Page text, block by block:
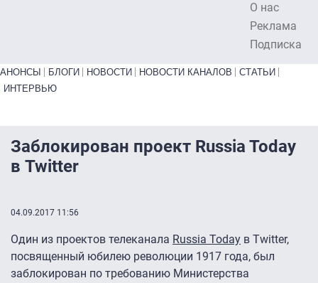
О нас
Реклама
Подписка
Primary links bottom
АНОНСЫ БЛОГИ НОВОСТИ НОВОСТИ КАНАЛОВ
СТАТЬИ
ИНТЕРВЬЮ
Заблокирован проект Russia Today
в Twitter
04.09.2017 11:56
Один из проектов телеканала Russia Today в Twitter,
посвященный юбилею революции 1917 года, был
заблокирован по требованию Министерства